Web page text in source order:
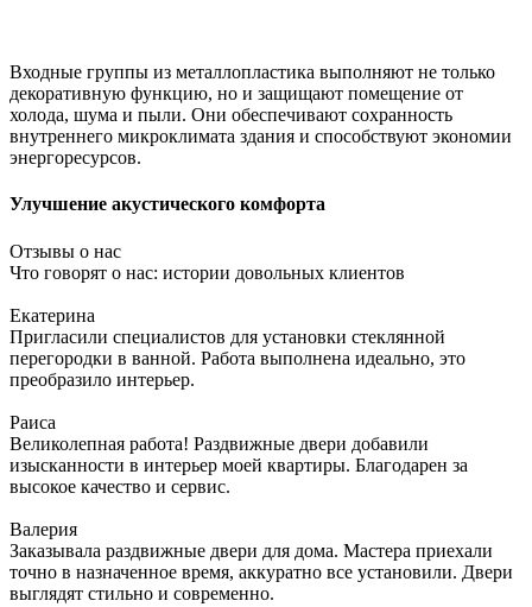
Входные группы из металлопластика выполняют не только
декоративную функцию, но и защищают помещение от
холода, шума и пыли. Они обеспечивают сохранность
внутреннего микроклимата здания и способствуют экономии
энергоресурсов.
Улучшение акустического комфорта
Отзывы о нас
Что говорят о нас: истории довольных клиентов
Екатерина
Пригласили специалистов для установки стеклянной
перегородки в ванной. Работа выполнена идеально, это
преобразило интерьер.
Раиса
Великолепная работа! Раздвижные двери добавили
изысканности в интерьер моей квартиры. Благодарен за
высокое качество и сервис.
Валерия
Заказывала раздвижные двери для дома. Мастера приехали
точно в назначенное время, аккуратно все установили. Двери
выглядят стильно и современно.